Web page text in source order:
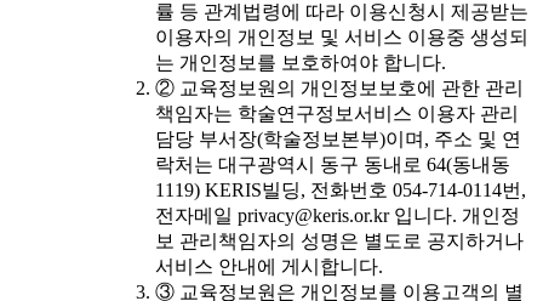
률 등 관계법령에 따라 이용신청시 제공받는
이용자의 개인정보 및 서비스 이용중 생성되
는 개인정보를 보호하여야 합니다.
② 교육정보원의 개인정보보호에 관한 관리
책임자는 학술연구정보서비스 이용자 관리
담당 부서장(학술정보본부)이며, 주소 및 연
락처는 대구광역시 동구 동내로 64(동내동
1119) KERIS빌딩, 전화번호 054-714-0114번,
전자메일 privacy@keris.or.kr 입니다. 개인정
보 관리책임자의 성명은 별도로 공지하거나
서비스 안내에 게시합니다.
③ 교육정보원은 개인정보를 이용고객의 별